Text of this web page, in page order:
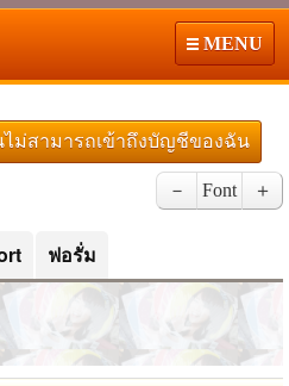
MENU
ม่สามารถเข้าถึงบัญชีของฉัน
－ Font ＋
ฟอรั่ม